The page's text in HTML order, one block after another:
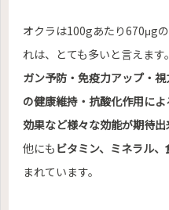
オクラは100gあたり670μg
れは、とても多いと言えます。
ガン予防・免疫力アップ・
の健康維持・抗酸化作用に
効果など様々な効能が期待出
他にも ビタミン、ミネラル
まれています。